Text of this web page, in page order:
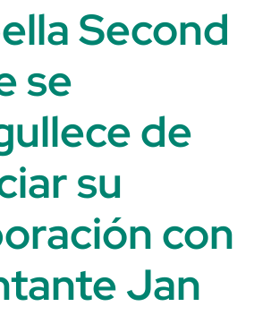
Second
se
de
su
con
Jan